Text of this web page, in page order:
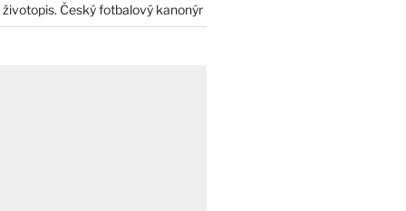
Český fotbalový kanonýr